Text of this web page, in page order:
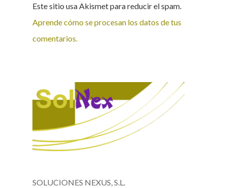
Este sitio usa Akismet para reducir el spam.
Aprende cómo se procesan los datos de tus
comentarios.
SOLUCIONES NEXUS, S.L.